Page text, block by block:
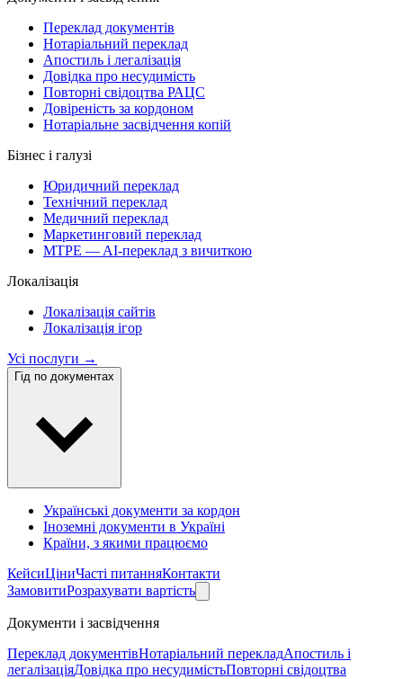
Переклад документів
Нотаріальний переклад
Апостиль і легалізація
Довідка про несудимість
Повторні свідоцтва РАЦС
Довіреність за кордоном
Нотаріальне засвідчення копій
Бізнес і галузі
Юридичний переклад
Технічний переклад
Медичний переклад
Маркетинговий переклад
MTPE — AI-переклад з вичиткою
Локалізація
Локалізація сайтів
Локалізація ігор
Усі послуги →
Гід по документах
Українські документи за кордон
Іноземні документи в Україні
Країни, з якими працюємо
КейсиЦіниЧасті питанняКонтакти
ЗамовитиРозрахувати вартість
Документи і засвідчення
Переклад документівНотаріальний перекладАпостиль і
легалізаціяДовідка про несудимістьПовторні свідоцтва